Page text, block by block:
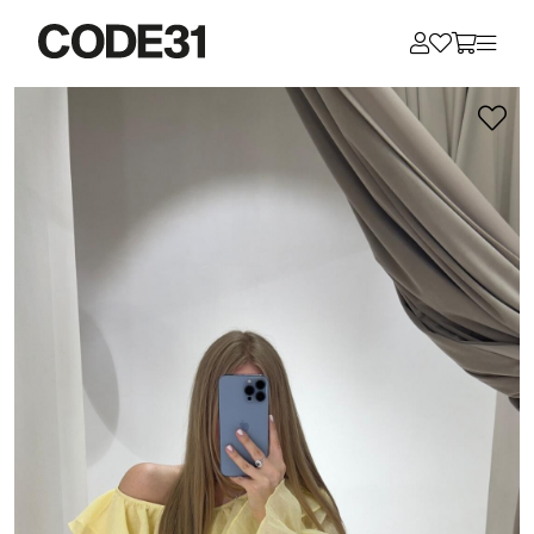
Для клиентов всех банков
Разбейте
оплатуна части
без переплат
График платежей